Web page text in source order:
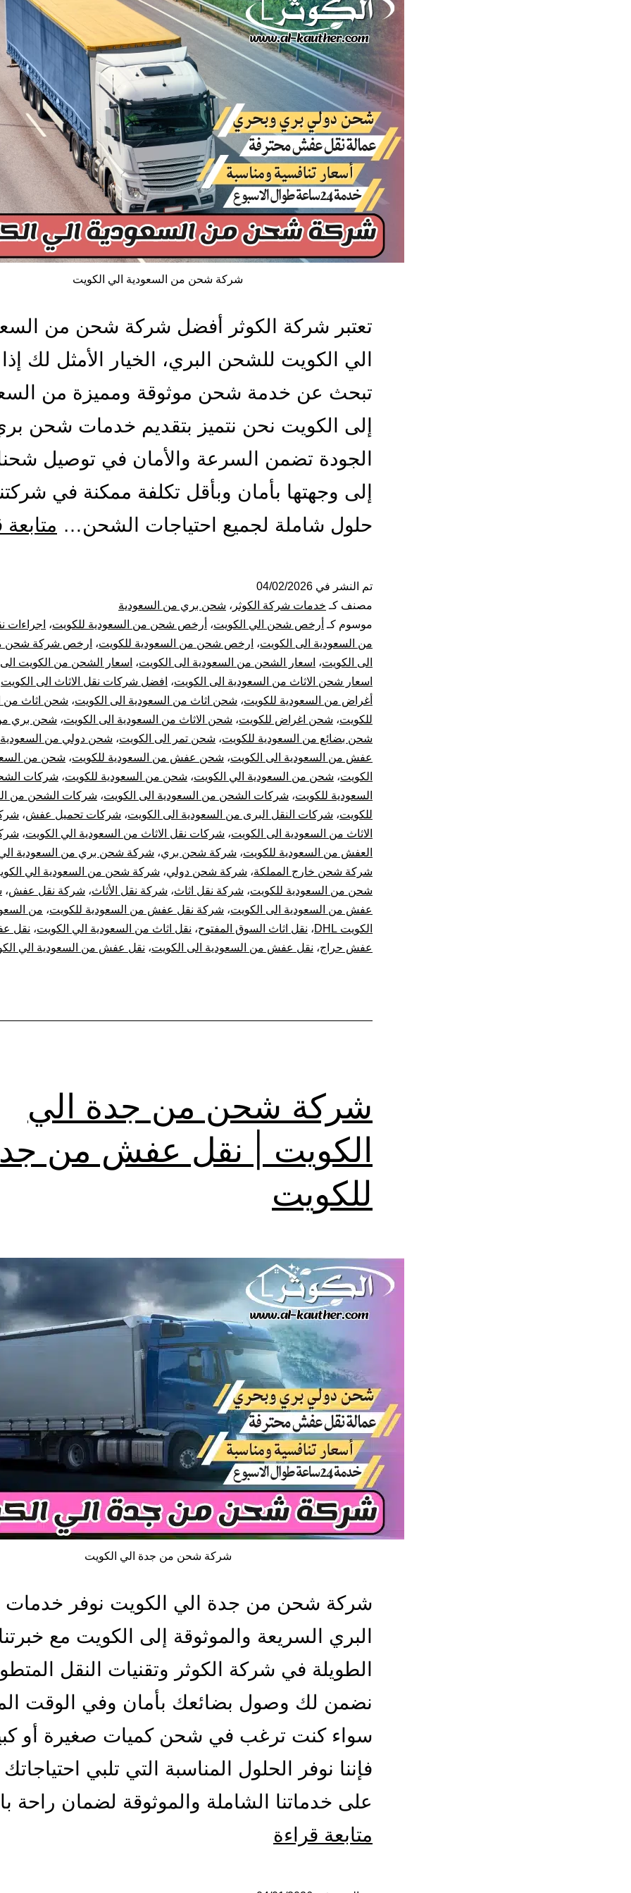
شركة شحن من السعودية الي الكويت
تعتبر شركة الكوثر أفضل شركة شحن من
الي الكويت للشحن البري، الخيار الأمثل لك
تبحث عن خدمة شحن موثوقة ومميزة من
إلى الكويت نحن نتميز بتقديم خدمات شحن
الجودة تضمن السرعة والأمان في توصيل
إلى وجهتها بأمان وبأقل تكلفة ممكنة في
حلول شاملة لجميع احتياجات الشحن… متابعة
تم النشر في 04/02/2026
مصنف كـ خدمات شركة الكوثر ، شحن بري من السعودية
موسوم كـ أرخص شحن الي الكويت، أرخص شحن من السعودية للكويت، اجراءات
من السعودية الى الكويت، ارخص شحن من السعودية للكويت، ارخص شركة شحن
الى الكويت، اسعار الشحن من السعودية الى الكويت، اسعار الشحن من الكويت الى
اسعار شحن الاثاث من السعودية الى الكويت، افضل شركات نقل الاثاث الى الكويت
أغراض من السعودية للكويت، شحن اثاث من السعودية الى الكويت، شحن اثاث من
للكويت، شحن اغراض للكويت، شحن الاثاث من السعودية الى الكويت، شحن بري
شحن بضائع من السعودية للكويت، شحن تمر الى الكويت، شحن دولي من السعودية
عفش من السعودية الى الكويت، شحن عفش من السعودية للكويت، شحن من
الكويت، شحن من السعودية الي الكويت، شحن من السعودية للكويت، شركات
السعودية للكويت، شركات الشحن من السعودية الى الكويت، شركات الشحن من
للكويت، شركات النقل البرى من السعودية الى الكويت، شركات تحميل عفش،
الاثاث من السعودية الى الكويت، شركات نقل الاثاث من السعودية الي الكويت،
العفش من السعودية للكويت، شركة شحن بري، شركة شحن بري من السعودية
شركة شحن خارج المملكة، شركة شحن دولي، شركة شحن من السعودية الي
شحن من السعودية للكويت، شركة نقل اثاث، شركة نقل الأثاث، شركة نقل عفش،
عفش من السعودية الى الكويت، شركة نقل عفش من السعودية للكويت، من
الكويت DHL
، نقل اثاث السوق المفتوح، نقل اثاث من السعودية الي الكويت، نقل
عفش حراج، نقل عفش من السعودية الى الكويت، نقل عفش من السعودية الي
شركة شحن من جدة الي
الكويت | نقل عفش من
للكويت
شركة شحن من جدة الي الكويت
شركة شحن من جدة الي الكويت نوفر
البري السريعة والموثوقة إلى الكويت مع خبرتنا
الطويلة في شركة الكوثر وتقنيات النقل
نضمن لك وصول بضائعك بأمان وفي الوقت
سواء كنت ترغب في شحن كميات صغيرة أو
فإننا نوفر الحلول المناسبة التي تلبي
على خدماتنا الشاملة والموثوقة لضمان راحة
متابعة قراءة